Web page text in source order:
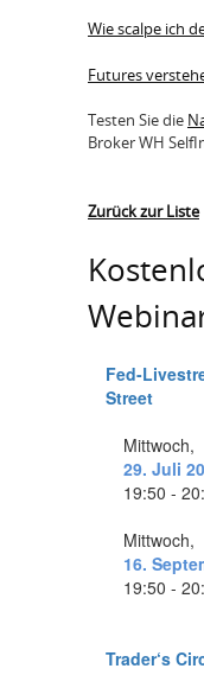
Wie scalpe ich
Futures
Testen Sie die
Broker WH
Zurück zur Liste